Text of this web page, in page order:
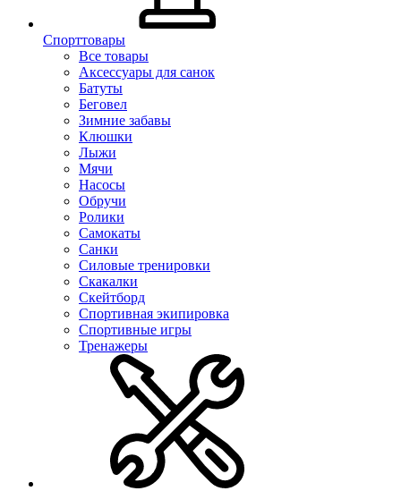
Спорттовары
Все товары
Аксессуары для санок
Батуты
Беговел
Зимние забавы
Клюшки
Лыжи
Мячи
Насосы
Обручи
Ролики
Самокаты
Санки
Силовые тренировки
Скакалки
Скейтборд
Спортивная экипировка
Спортивные игры
Тренажеры